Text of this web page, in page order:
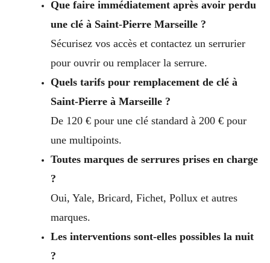
Que faire immédiatement après avoir perdu
une clé à Saint-Pierre Marseille ?
Sécurisez vos accès et contactez un serrurier
pour ouvrir ou remplacer la serrure.
Quels tarifs pour remplacement de clé à
Saint-Pierre à Marseille ?
De 120 € pour une clé standard à 200 € pour
une multipoints.
Toutes marques de serrures prises en charge
?
Oui, Yale, Bricard, Fichet, Pollux et autres
marques.
Les interventions sont-elles possibles la nuit
?